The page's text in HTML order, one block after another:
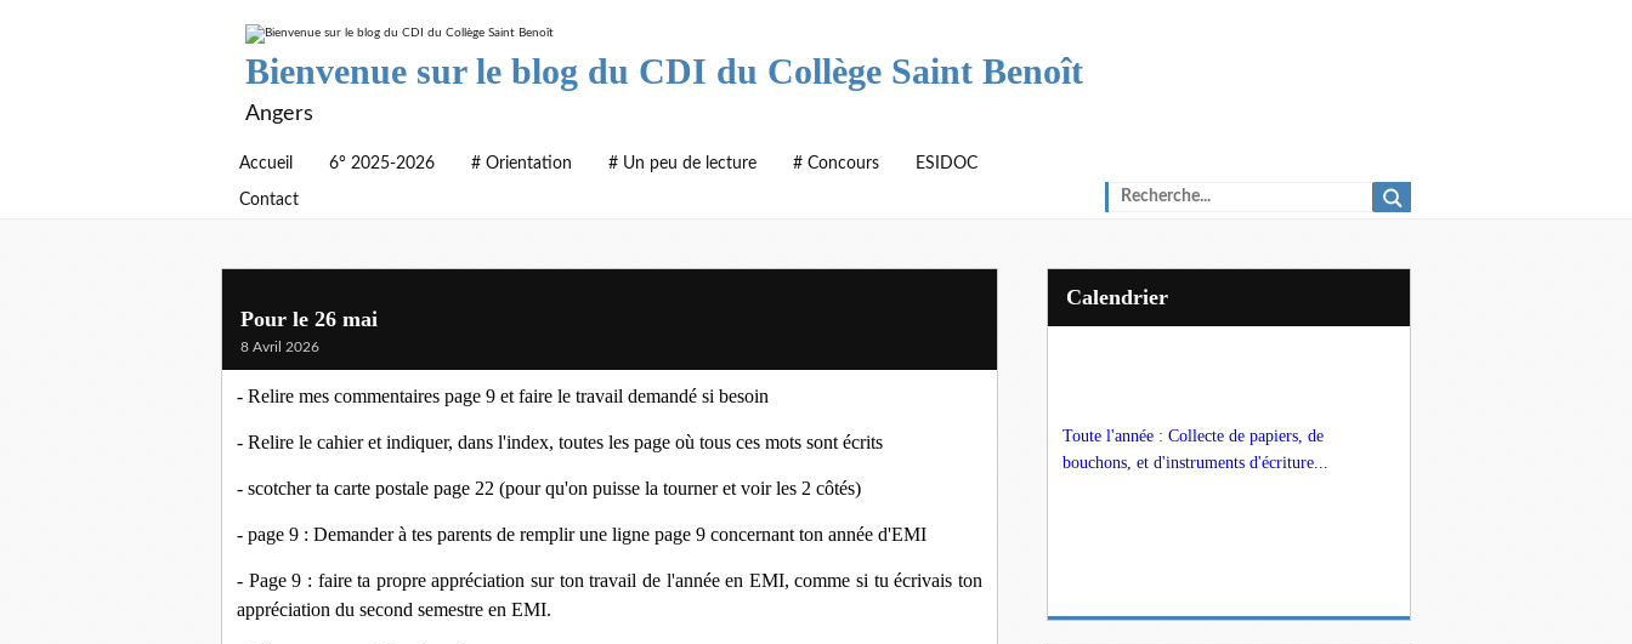
Bienvenue sur le blog du CDI du Collège Saint Benoît
Angers
Accueil 6° 2025-2026 # Orientation # Un peu de lecture # Concours ESIDOC
Contact
Pour le 26 mai
8 Avril 2026
- Relire mes commentaires page 9 et faire le travail demandé si besoin
- Relire le cahier et indiquer, dans l'index, toutes les page où tous ces mots sont écrits
- scotcher ta carte postale page 22 (pour qu'on puisse la tourner et voir les 2 côtés)
- page 9 : Demander à tes parents de remplir une ligne page 9 concernant ton année d'EMI
- Page 9 : faire ta propre appréciation sur ton travail de l'année en EMI, comme si tu écrivais ton
appréciation du second semestre en EMI.
Calendrier
Toute l'année : Collecte de papiers, de
bouchons, et d'instruments d'écriture...